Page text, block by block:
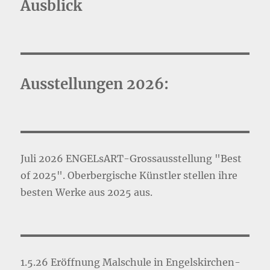
Ausblick
Ausstellungen 2026:
Juli 2026 ENGELsART-Grossausstellung "Best
of 2025". Oberbergische Künstler stellen ihre
besten Werke aus 2025 aus.
1.5.26 Eröffnung Malschule in Engelskirchen-